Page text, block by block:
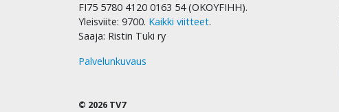
FI75 5780 4120 0163 54 (OKOYFIHH).
Yleisviite: 9700. Kaikki viitteet.
Saaja: Ristin Tuki ry
Palvelunkuvaus
© 2026 TV7